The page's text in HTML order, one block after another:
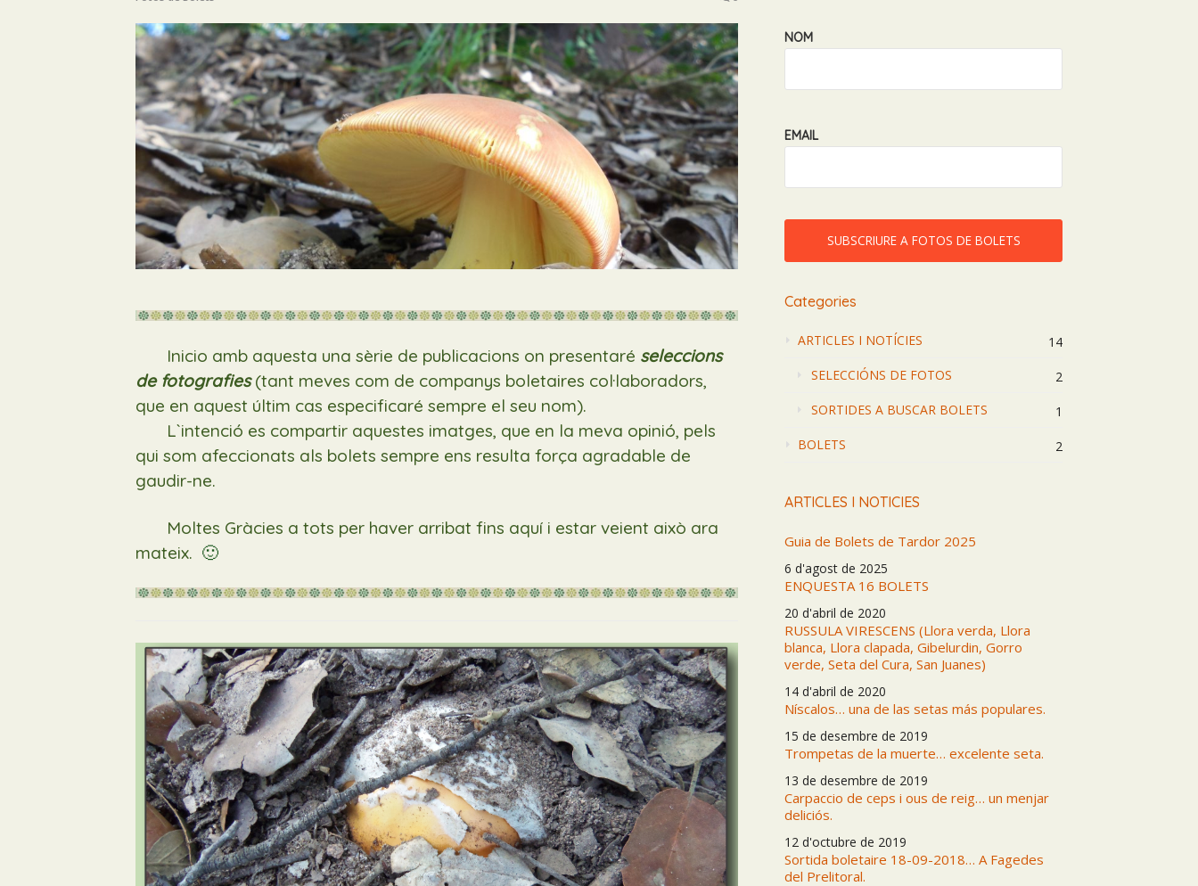
Inicio amb aquesta una sèrie de publicacions on presentaré seleccions
de fotografies(tant meves com de companys boletaires col·laboradors,
que en aquest últim cas especificaré sempre el seu nom).
L`intenció es compartir aquestes imatges, que en la meva opinió, pels
qui som afeccionats als bolets sempre ens resulta força agradable de
gaudir-ne.
Moltes Gràcies a tots per haver arribat fins aquí i estar veient això ara
mateix. 🙂
NOM
EMAIL
Categories
ARTICLES I NOTÍCIES
14
SELECCIÓNS DE FOTOS
2
SORTIDES A BUSCAR BOLETS
1
BOLETS
2
ARTICLES I NOTICIES
Guia de Bolets de Tardor 2025
6 d'agost de 2025
ENQUESTA 16 BOLETS
20 d'abril de 2020
RUSSULA VIRESCENS (Llora verda, Llora
blanca, Llora clapada, Gibelurdin, Gorro
verde, Seta del Cura, San Juanes)
14 d'abril de 2020
Níscalos… una de las setas más populares.
15 de desembre de 2019
Trompetas de la muerte… excelente seta.
13 de desembre de 2019
Carpaccio de ceps i ous de reig… un menjar
deliciós.
12 d'octubre de 2019
Sortida boletaire 18-09-2018… A Fagedes
del Prelitoral.